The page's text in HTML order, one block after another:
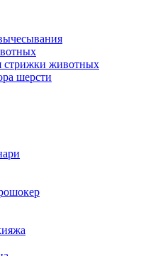
стрижки животных
шерсти